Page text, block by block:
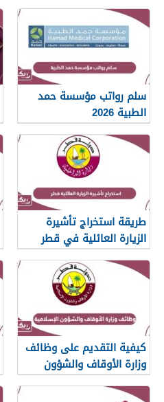
سلم رواتب مؤسسة حمد
الطبية 2026
طريقة استخراج تأشيرة
الزيارة العائلية في قطر
2026
كيفية التقديم على وظائف
وزارة الأوقاف والشؤون
الإسلامية قطر 2026